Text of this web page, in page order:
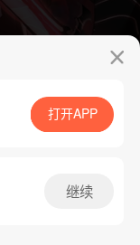
App免费看
免费看打开APP
继续